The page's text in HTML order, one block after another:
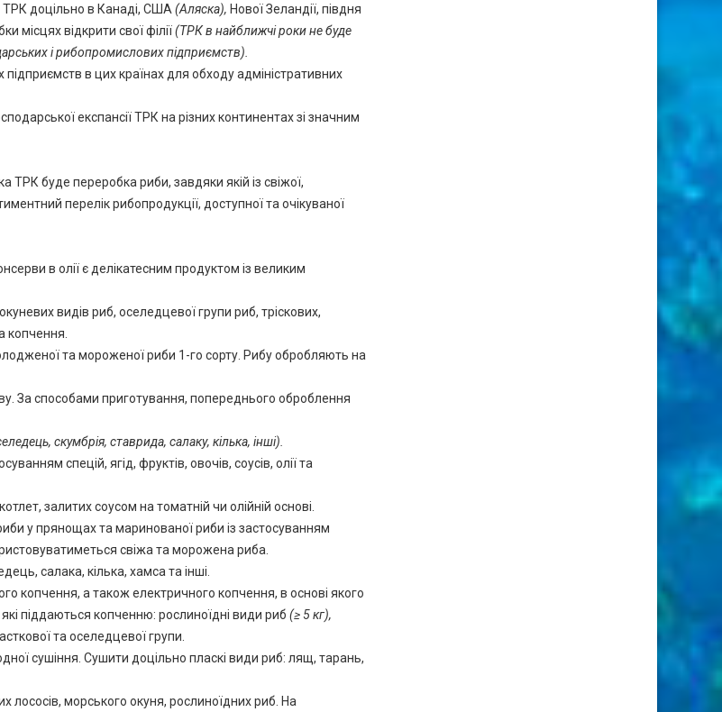
ТРК доцільно в Канаді, США (Аляска), Нової Зеландії, півдня
місцях відкрити свої філії(ТРК в найближчі роки не буде
і рибопромислових підприємств).
в цих країнах для обходу адміністративних
експансії ТРК на різних континентах зі значним
буде переробка риби, завдяки якій із свіжої,
перелік рибопродукції, доступної та очікуваної
в олії є делікатесним продуктом із великим
видів риб, оселедцевої групи риб, тріскових,
копчення.
та мороженої риби 1-го сорту. Рибу обробляють на
За способами приготування, попереднього оброблення
скумбрія, ставрида, салаку, кілька, інші).
спецій, ягід, фруктів, овочів, соусів, олії та
залитих соусом на томатній чи олійній основі.
у прянощах та маринованої риби із застосуванням
свіжа та морожена риба.
салака, кілька, хамса та інші.
копчення, а також електричного копчення, в основі якого
піддаються копченню: рослиноїдні види риб (≥ 5 кг),
та оселедцевої групи.
сушіння. Сушити доцільно пласкі види риб: лящ, тарань,
лососів, морського окуня, рослиноїдних риб. На